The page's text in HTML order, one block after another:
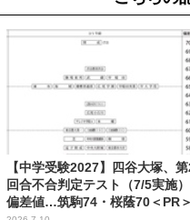
【中学受験2027】四谷大塚、
回合不合判定テスト（7/5実施）
偏差値…筑駒74・桜蔭70＜PR＞